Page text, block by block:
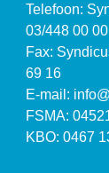
Telefoon:
03/448 00 00
Fax:
69 16
E-mail:
FSMA:
KBO: 0467